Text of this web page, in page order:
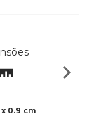
x 0.9 cm